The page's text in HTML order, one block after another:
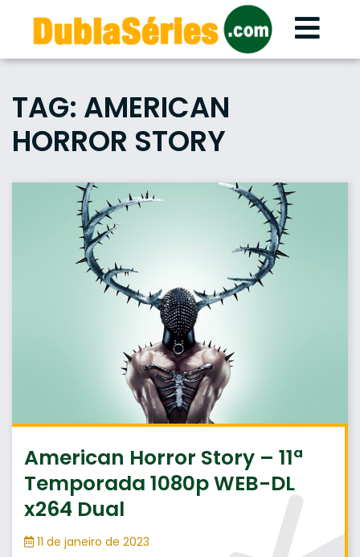
content
TAG: AMERICAN
HORROR STORY
American Horror Story – 11ª
Temporada 1080p WEB-DL
x264 Dual
11 de janeiro de 2023